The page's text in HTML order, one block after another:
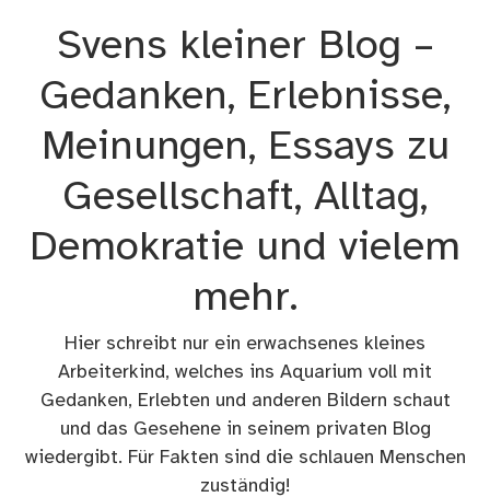
Svens kleiner Blog –
Gedanken, Erlebnisse,
Meinungen, Essays zu
Gesellschaft, Alltag,
Demokratie und vielem
mehr.
Hier schreibt nur ein erwachsenes kleines
Arbeiterkind, welches ins Aquarium voll mit
Gedanken, Erlebten und anderen Bildern schaut
und das Gesehene in seinem privaten Blog
wiedergibt. Für Fakten sind die schlauen Menschen
zuständig!